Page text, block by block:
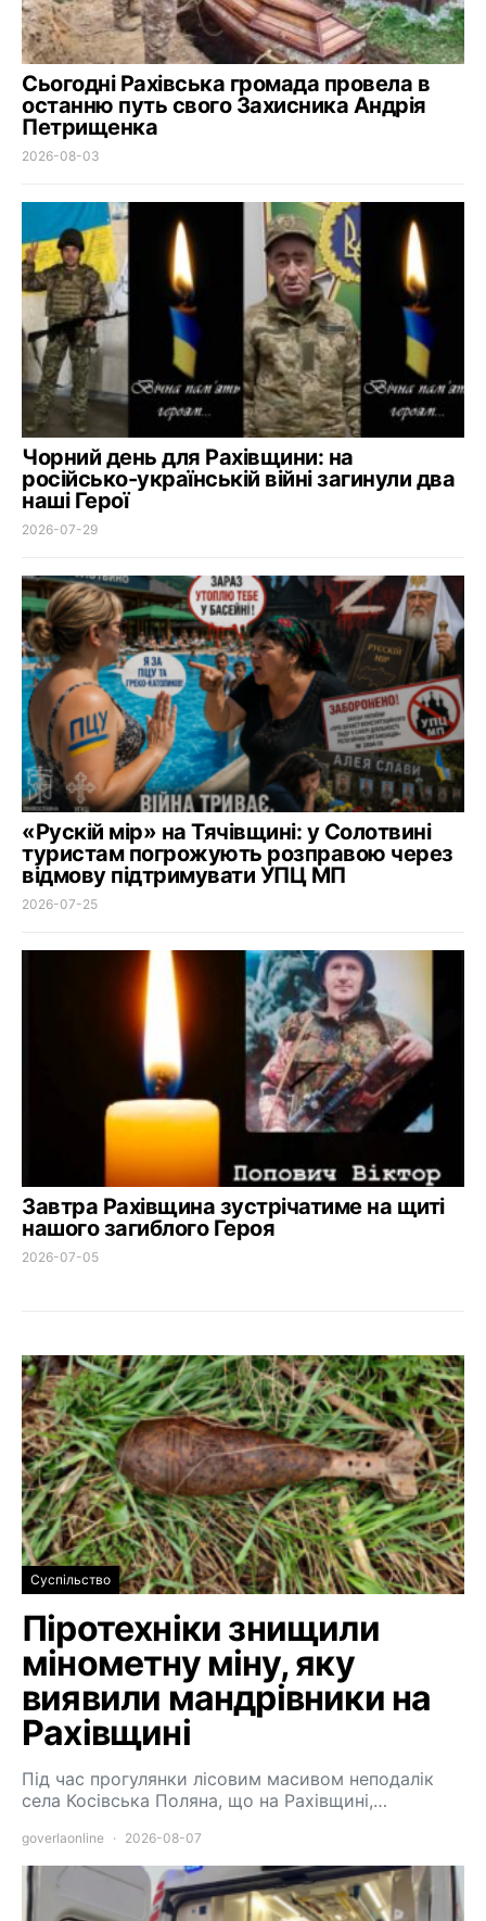
Сьогодні Рахівська громада провела в
останню путь свого Захисника Андрія
Петрищенка
2026-08-03
Чорний день для Рахівщини: на
російсько-українській війні загинули два
наші Герої
2026-07-29
«Рускій мір» на Тячівщині: у Солотвині
туристам погрожують розправою через
відмову підтримувати УПЦ МП
2026-07-25
Завтра Рахівщина зустрічатиме на щиті
нашого загиблого Героя
2026-07-05
Суспільство
Піротехніки знищили
мінометну міну, яку
виявили мандрівники на
Рахівщині
Під час прогулянки лісовим масивом неподалік
села Косівська Поляна, що на Рахівщині,…
goverlaonline 2026-08-07